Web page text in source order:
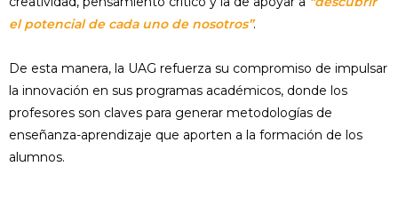
el potencial de cada uno de nosotros”.
De esta manera, la UAG refuerza su compromiso de impulsar
la innovación en sus programas académicos, donde los
profesores son claves para generar metodologías de
enseñanza-aprendizaje que aporten a la formación de los
alumnos.